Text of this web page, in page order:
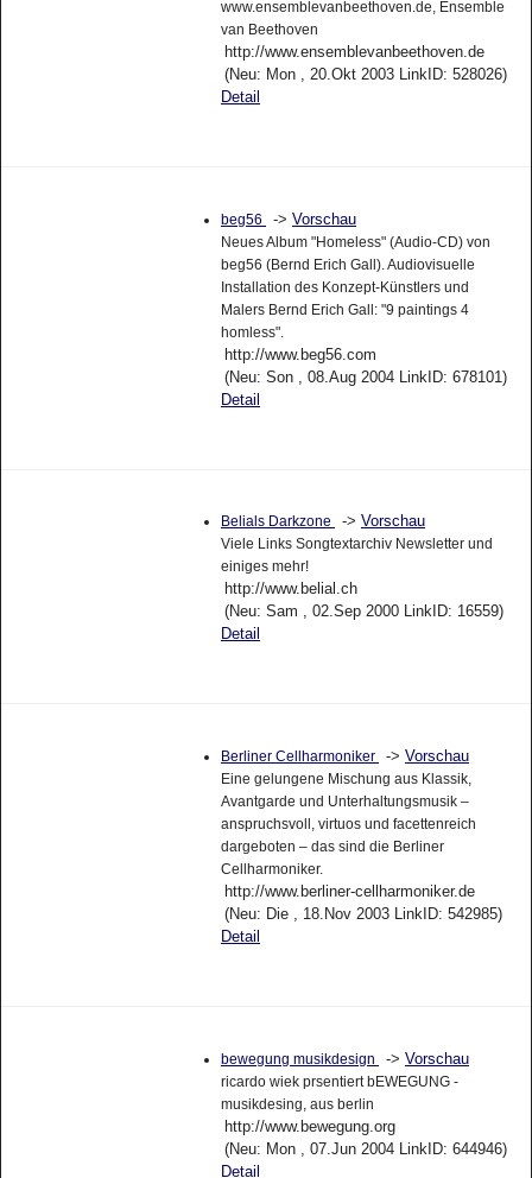
www.ensemblevanbeethoven.de, Ensemble
van Beethoven
http://www.ensemblevanbeethoven.de
(Neu: Mon , 20.Okt 2003 LinkID: 528026)
Detail
beg56 -> Vorschau
Neues Album "Homeless" (Audio-CD) von
beg56 (Bernd Erich Gall). Audiovisuelle
Installation des Konzept-Künstlers und
Malers Bernd Erich Gall: "9 paintings 4
homless".
http://www.beg56.com
(Neu: Son , 08.Aug 2004 LinkID: 678101)
Detail
Belials Darkzone -> Vorschau
Viele Links Songtextarchiv Newsletter und
einiges mehr!
http://www.belial.ch
(Neu: Sam , 02.Sep 2000 LinkID: 16559)
Detail
Berliner Cellharmoniker -> Vorschau
Eine gelungene Mischung aus Klassik,
Avantgarde und Unterhaltungsmusik –
anspruchsvoll, virtuos und facettenreich
dargeboten – das sind die Berliner
Cellharmoniker.
http://www.berliner-cellharmoniker.de
(Neu: Die , 18.Nov 2003 LinkID: 542985)
Detail
bewegung musikdesign -> Vorschau
ricardo wiek prsentiert bEWEGUNG -
musikdesing, aus berlin
http://www.bewegung.org
(Neu: Mon , 07.Jun 2004 LinkID: 644946)
Detail